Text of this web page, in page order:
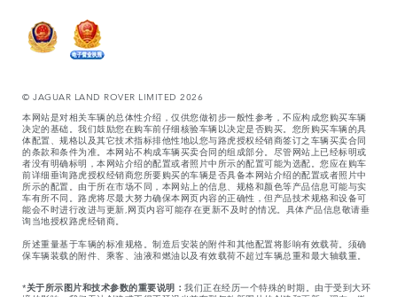
© JAGUAR LAND ROVER LIMITED 2026
本网站是对相关车辆的总体性介绍，仅供您做初步一般性参考，不应构成您购买车辆
决定的基础。我们鼓励您在购车前仔细核验车辆以决定是否购买。您所购买车辆的具
体配置、规格以及其它技术指标排他性地以您与路虎授权经销商签订之车辆买卖合同
的条款和条件为准。本网站不构成车辆买卖合同的组成部分。尽管网站上已经标明或
者没有明确标明，本网站介绍的配置或者照片中所示的配置可能为选配。您应在购车
前详细垂询路虎授权经销商您所要购买的车辆是否具备本网站介绍的配置或者照片中
所示的配置。由于所在市场不同，本网站上的信息、规格和颜色等产品信息可能与实
车有所不同。路虎将尽最大努力确保本网页内容的正确性，但产品技术规格和设备可
能会不时进行改进与更新,网页内容可能存在更新不及时的情况。具体产品信息敬请垂
询当地授权路虎经销商。
所述重量基于车辆的标准规格。制造后安装的附件和其他配置将影响有效载荷。须确
保车辆装载的附件、乘客、油液和燃油以及有效载荷不超过车辆总重和最大轴载重。
*关于所示图片和技术参数的重要说明： 我们正在经历一个特殊的时期。由于受到大环